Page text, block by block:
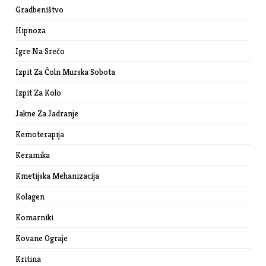
Gradbeništvo
Hipnoza
Igre Na Srečo
Izpit Za Čoln Murska Sobota
Izpit Za Kolo
Jakne Za Jadranje
Kemoterapija
Keramika
Kmetijska Mehanizacija
Kolagen
Komarniki
Kovane Ograje
Kritina